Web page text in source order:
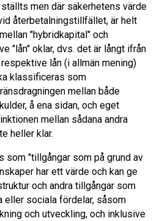
men där säkerhetens värde
återbetalningstillfället, är helt
"hybridkapital" och
"lån" oklar, dvs. det är långt ifrån
lån (i allmän mening)
klassificeras som
mellan både
å ena sidan, och eget
mellan sådana andra
heller klar.
som "tillgångar som på grund av
har ett värde och kan ge
och andra tillgångar som
eller sociala fördelar, såsom
och utveckling, och inklusive